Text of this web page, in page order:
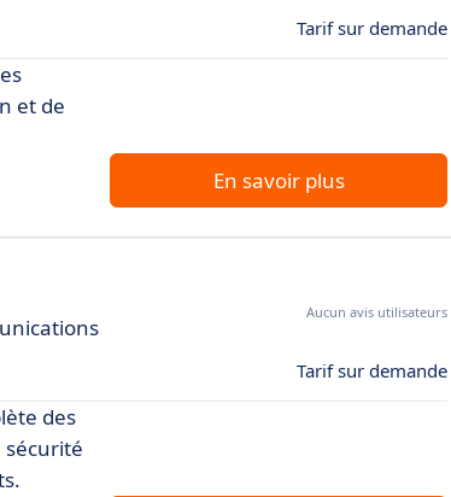
Tarif sur demande
et de
En savoir plus
Aucun avis utilisateurs
Tarif sur demande
des